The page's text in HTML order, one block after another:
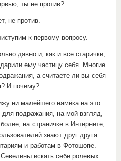
ты не против?
не против.
к первому вопросу.
давно и, как и все старички,
ему частицу себя. Многие
а считаете ли вы себя
И почему?
ни малейшего намёка на это.
подражания, на мой взгляд,
на страничке в Интернете,
знают друг друга
и работам в Фотошопе.
искать себе ролевых